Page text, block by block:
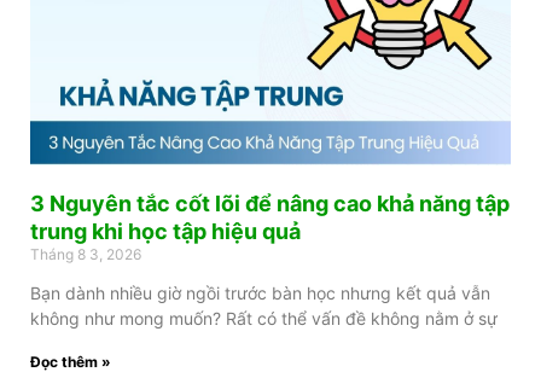
3 Nguyên tắc cốt lõi để nâng cao khả năng tập
trung khi học tập hiệu quả
Tháng 8 3, 2026
Bạn dành nhiều giờ ngồi trước bàn học nhưng kết quả vẫn
không như mong muốn? Rất có thể vấn đề không nằm ở sự
Đọc thêm »